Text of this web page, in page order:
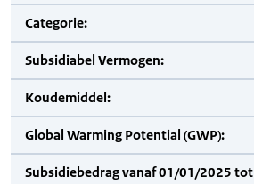
Categorie:
Subsidiabel Vermogen:
Koudemiddel:
Global Warming Potential (GWP):
Subsidiebedrag vanaf 01/01/2025 tot